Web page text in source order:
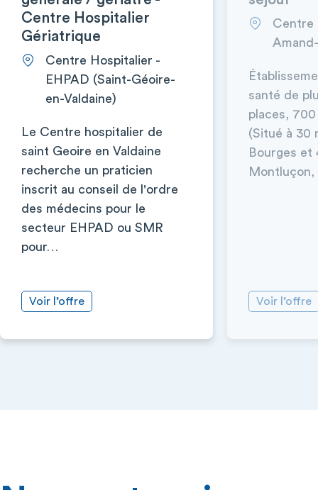
Centre Hospitalier
Gériatrique
Centre Hospitalier -
EHPAD (Saint-Géoire-
en-Valdaine)
Le Centre hospitalier de
saint Geoire en Valdaine
recherche un praticien
inscrit au conseil de l'ordre
des médecins pour le
secteur EHPAD ou SMR
pour…
Voir l’offre
Centre
santé de
places,
(Situé à 30
Bourges et
Montluçon,
Voir l’offre